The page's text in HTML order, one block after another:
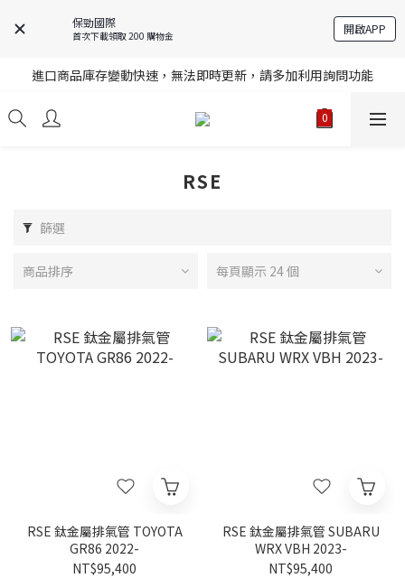
保勁國際
首次下載領取 200 購物金 開啟APP
註冊就送購物金，歡迎加入享更多優惠
註冊就送購物金，歡迎加入享更多優惠
進口商品庫存變動快速，無法即時更新，請多加利用詢問功能
註冊就送購物金，歡迎加入享更多優惠
RSE
篩選
商品排序 每頁顯示 24 個
RSE 鈦金屬排氣管 TOYOTA
GR86 2022-
NT$95,400
RSE 鈦金屬排氣管 SUBARU
WRX VBH 2023-
NT$95,400